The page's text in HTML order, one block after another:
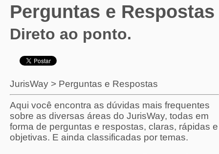
Perguntas e Respostas
Direto ao ponto.
JurisWay > Perguntas e Respostas
Aqui você encontra as dúvidas mais frequentes
sobre as diversas áreas do JurisWay, todas em
forma de perguntas e respostas, claras, rápidas e
objetivas. E ainda classificadas por temas.